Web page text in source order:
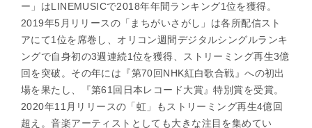
ー」はLINEMUSICで2018年年間ランキング1位を獲得。
2019年5月リリースの「まちがいさがし」は各所配信スト
アにて1位を席巻し、オリコン週間デジタルシングルランキ
ングで自身初の3週連続1位を獲得、ストリーミング再生3億
回を突破。その年には『第70回NHK紅白歌合戦』への初出
場を果たし、『第61回日本レコード大賞』特別賞を受賞。
2020年11月リリースの「虹」もストリーミング再生4億回
超え。音楽アーティストとしても大きな注目を集めてい